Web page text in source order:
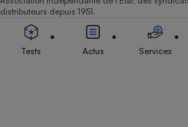
distributeurs depuis 1951.
Tests Actus Services